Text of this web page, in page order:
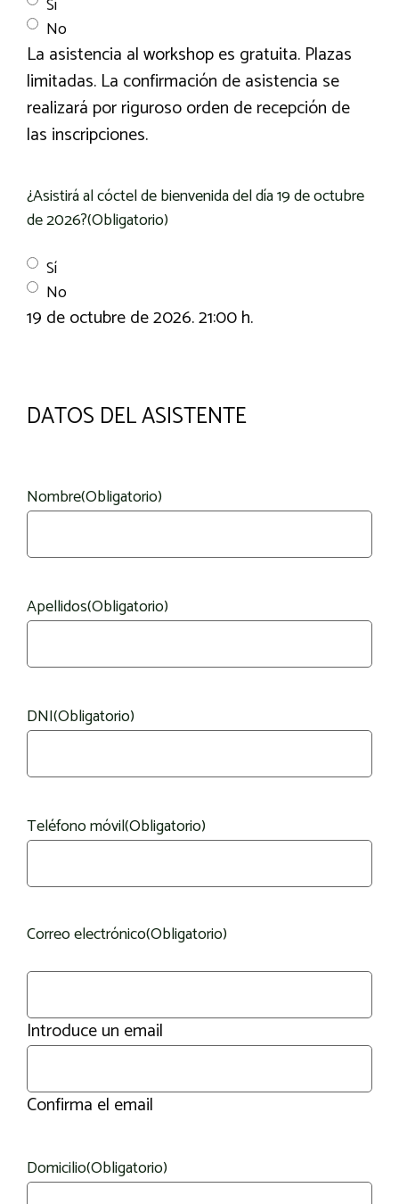
Sí
No
La asistencia al workshop es gratuita. Plazas
limitadas. La confirmación de asistencia se
realizará por riguroso orden de recepción de
las inscripciones.
¿Asistirá al cóctel de bienvenida del día 19 de octubre
de 2026?(Obligatorio)
Sí
No
19 de octubre de 2026. 21:00 h.
DATOS DEL ASISTENTE
Nombre(Obligatorio)
Apellidos(Obligatorio)
DNI(Obligatorio)
Teléfono móvil(Obligatorio)
Correo electrónico(Obligatorio)
Introduce un email
Confirma el email
Domicilio(Obligatorio)